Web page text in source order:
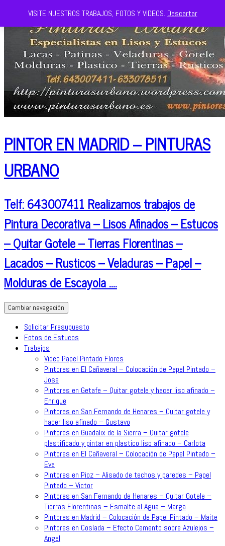
PINTOR EN MADRID – PINTURAS
URBANO
Telf: 643007411 Realizamos trabajos de
Pintura Decorativa – Lisos Afinados – Estucos
– Quitar Gotele – Tierras Florentinas –
Lacados – Rusticos – Veladuras – Papel –
Molduras de Escayola ….
Cambiar navegación
Solicitar Presupuesto
Fotos de Estucos
Trabajos
Video Papel Pintado Flores
Pintores en El Cañaveral – Colocación de Papel Pintado –
Jose
Pintores en Getafe – Quitar gotele y hacer liso afinado –
Enrique
Pintores en San Fernando de Henares – Quitar gotele y
hacer liso afinado – Gustavo
Pintores en Guadalix de la Sierra – Quitar gotele
plastificado y pintar en plastico liso afinado – Carlota
Pintores en El Cañaveral – Colocación de Papel Pintado –
Eva
Pintores en Pioz – Alisado de techos y paredes – Papel
Pintado – Victor
Pintores en San Fernando de Henares – Quitar Gotele –
Tierras Florentinas – Esmalte al Agua – Marga
Pintores en Madrid – Colocación de Papel Pintado – Maite
Pintores en Coslada – Efecto Cemento sobre Azulejos –
Angel
VISITE NUESTROS TRABAJOS, FOTOS Y VIDEOS. Descartar